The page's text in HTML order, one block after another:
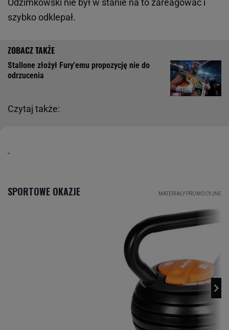
Odzimkowski nie był w stanie na to zareagować i
szybko odklepał.
Czytaj także:
Stallone złożył Fury'emu propozycję nie do
odrzucenia